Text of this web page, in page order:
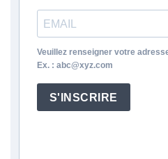
Veuillez renseigner votre
Ex. : abc@xyz.com
S'INSCRIRE